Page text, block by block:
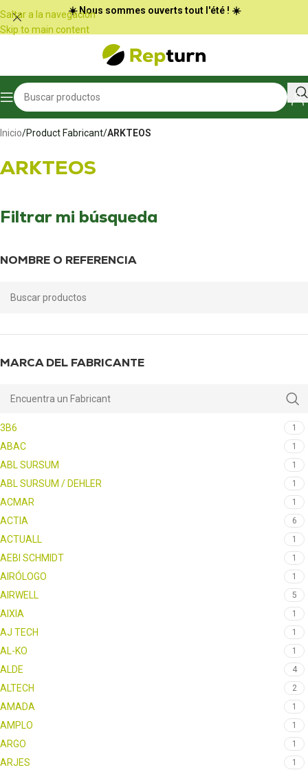
Panel de gestión de cookies
Saltar a la navegación
Skip to main content
☀️ Nous sommes ouverts tout l'été ! ☀️
Inicio/Product Fabricant/ARKTEOS
ARKTEOS
Filtrar mi búsqueda
NOMBRE O REFERENCIA
MARCA DEL FABRICANTE
3B6 1
ABAC 1
ABL SURSUM 1
ABL SURSUM / DEHLER 1
ACMAR 1
ACTIA 6
ACTUALL 1
AEBI SCHMIDT 1
AIRÓLOGO 1
AIRWELL 5
AIXIA 1
AJ TECH 1
AL-KO 1
ALDE 4
ALTECH 2
AMADA 1
AMPLO 1
ARGO 1
ARJES 1